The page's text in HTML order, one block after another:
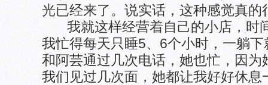
光已经来了。说实话，这种感觉真的
我就这样经营着自己的小店，时
我忙得每天只睡5、6个小时，一躺
和阿芸通过几次电话，她也忙，因为
我们见过几次面，她都让我好好休息